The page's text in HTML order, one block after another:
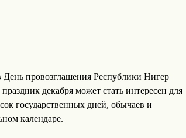
провозглашения Республики Нигер
декабря может стать интересен для
государственных дней, обычаев и
календаре.